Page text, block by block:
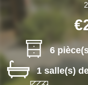
6
1 salle(s)